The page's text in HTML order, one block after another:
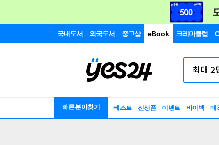
국내도서 외국도서 중고샵 eBook 크레마클럽
빠른분야찾기 베스트 신상품 이벤트 바이백 매